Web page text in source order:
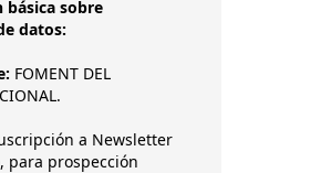
sobre
datos:
FOMENT DEL
a Newsletter
para prospección